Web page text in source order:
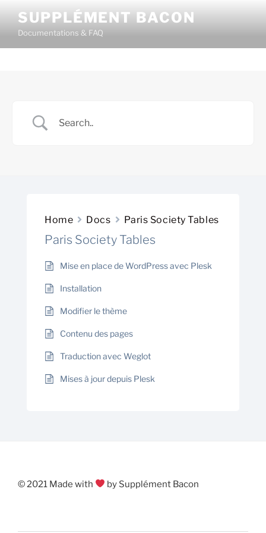
content
SUPPLÉMENT BACON
Documentations & FAQ
Home Docs Paris Society Tables
Paris Society Tables
Mise en place de WordPress avec Plesk
Installation
Modifier le thème
Contenu des pages
Traduction avec Weglot
Mises à jour depuis Plesk
© 2021 Made with by Supplément Bacon